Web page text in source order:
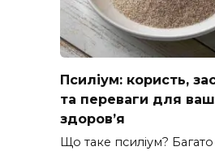
Псиліум: користь,
та переваги для
здоров’я
Що таке псиліум? Багато